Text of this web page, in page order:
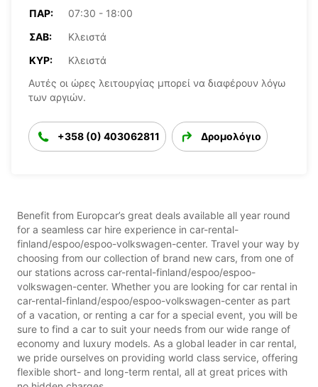
ΠΑΡ:
07:30 - 18:00
ΣΆΒ:
Κλειστά
ΚΥΡ:
Κλειστά
Αυτές οι ώρες λειτουργίας μπορεί να διαφέρουν λόγω
των αργιών.
+358 (0) 403062811 Δρομολόγιο
Benefit from Europcar’s great deals available all year round
for a seamless car hire experience in car-rental-
finland/espoo/espoo-volkswagen-center. Travel your way by
choosing from our collection of brand new cars, from one of
our stations across car-rental-finland/espoo/espoo-
volkswagen-center. Whether you are looking for car rental in
car-rental-finland/espoo/espoo-volkswagen-center as part
of a vacation, or renting a car for a special event, you will be
sure to find a car to suit your needs from our wide range of
economy and luxury models. As a global leader in car rental,
we pride ourselves on providing world class service, offering
flexible short- and long-term rental, all at great prices with